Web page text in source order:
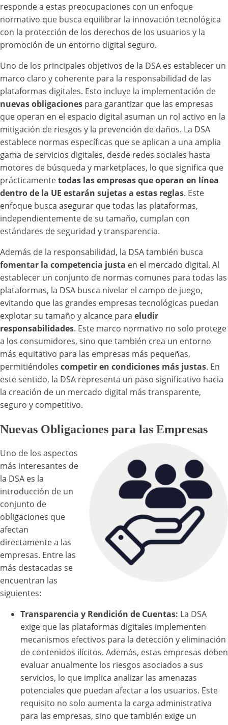
responde a estas preocupaciones con un enfoque
normativo que busca equilibrar la innovación tecnológica
con la protección de los derechos de los usuarios y la
promoción de un entorno digital seguro.
Uno de los principales objetivos de la DSA es establecer un
marco claro y coherente para la responsabilidad de las
plataformas digitales. Esto incluye la implementación de
nuevas obligaciones para garantizar que las empresas
que operan en el espacio digital asuman un rol activo en la
mitigación de riesgos y la prevención de daños. La DSA
establece normas específicas que se aplican a una amplia
gama de servicios digitales, desde redes sociales hasta
motores de búsqueda y marketplaces, lo que significa que
prácticamentetodas las empresas que operan en línea
dentro de la UE estarán sujetas a estas reglas. Este
enfoque busca asegurar que todas las plataformas,
independientemente de su tamaño, cumplan con
estándares de seguridad y transparencia.
Además de la responsabilidad, la DSA también busca
fomentar la competencia justa en el mercado digital. Al
establecer un conjunto de normas comunes para todas las
plataformas, la DSA busca nivelar el campo de juego,
evitando que las grandes empresas tecnológicas puedan
explotar su tamaño y alcance para eludir
responsabilidades. Este marco normativo no solo protege
a los consumidores, sino que también crea un entorno
más equitativo para las empresas más pequeñas,
permitiéndoles competir en condiciones más justas. En
este sentido, la DSA representa un paso significativo hacia
la creación de un mercado digital más transparente,
seguro y competitivo.
Nuevas Obligaciones para las Empresas
Uno de los aspectos
más interesantes de
la DSA es la
introducción de un
conjunto de
obligaciones que
afectan
directamente a las
empresas. Entre las
más destacadas se
encuentran las
siguientes:
Transparencia y Rendición de Cuentas: La DSA
exige que las plataformas digitales implementen
mecanismos efectivos para la detección y eliminación
de contenidos ilícitos. Además, estas empresas deben
evaluar anualmente los riesgos asociados a sus
servicios, lo que implica analizar las amenazas
potenciales que puedan afectar a los usuarios. Este
requisito no solo aumenta la carga administrativa
para las empresas, sino que también exige un